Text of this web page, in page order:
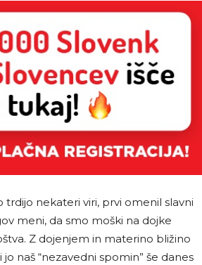
trdijo nekateri viri, prvi omenil slavni
meni, da smo moški na dojke
Z dojenjem in materino bližino
naš “nezavedni spomin” še danes